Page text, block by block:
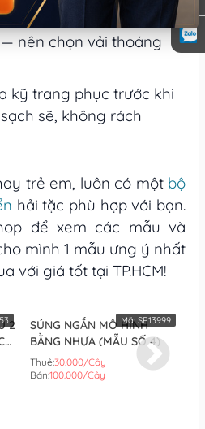
nên chọn vải thoáng
kỹ trang phục trước khi
sẽ, không rách
trẻ em, luôn có một bộ
hải tặc phù hợp với bạn.
để xem các mẫu và
mình 1 mẫu ưng ý nhất
với giá tốt tại TP.HCM!
SÚNG NGẮN MÔ HÌNH
BẰNG NHỰA (MẪU SỐ 4)
Thuê:30.000/Cây
Bán:100.000/Cây
Mã: SP13999